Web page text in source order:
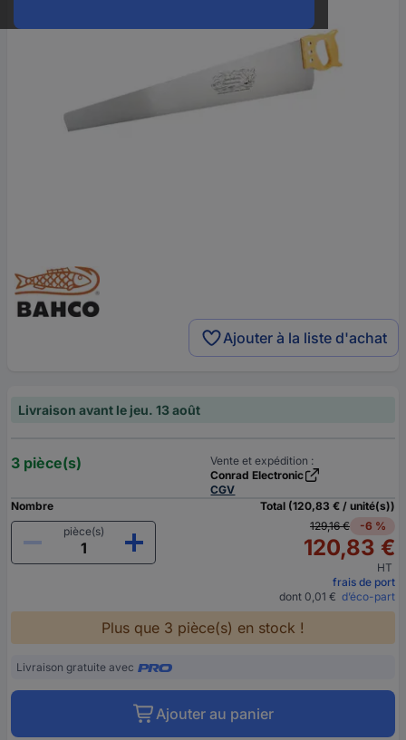
Ajouter à la liste d'achat
Livraison avant le jeu. 13 août
3 pièce(s)
Vente et expédition :
Conrad Electronic
CGV
Nombre
pièce(s)
Total (120,83 € / unité(s))
129,16 €
-6 %
120,83 €
HT
frais de port
dont 0,01 € d’éco-part
Plus que 3 pièce(s) en stock !
Livraison gratuite avec
Ajouter au panier